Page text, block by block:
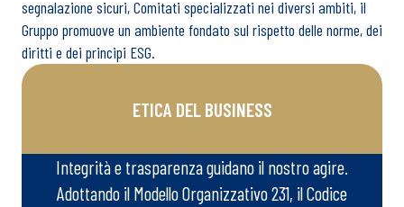
segnalazione sicuri, Comitati specializzati nei diversi ambiti, il
Gruppo promuove un ambiente fondato sul rispetto delle norme, dei
diritti e dei principi ESG.
ETICA DEL BUSINESS
Integrità e trasparenza guidano il nostro agire.
Adottando il Modello Organizzativo 231, il Codice